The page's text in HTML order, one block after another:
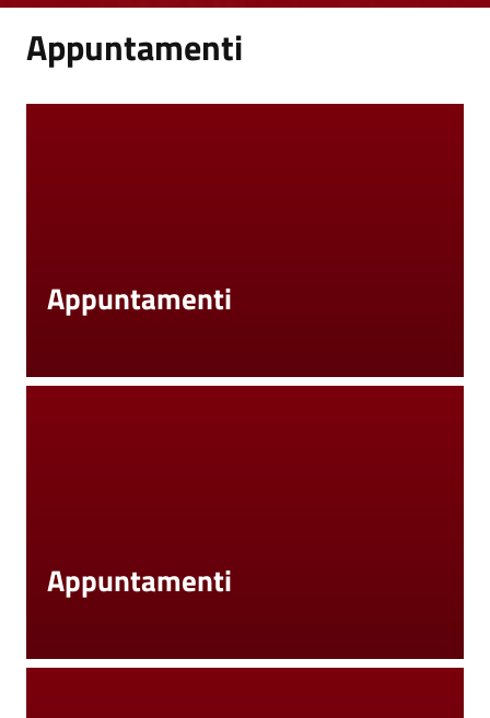
Appuntamenti
Appuntamenti
Appuntamenti